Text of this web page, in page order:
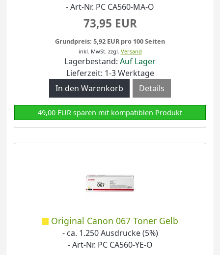
- Art-Nr. PC CA560-MA-O
73,95 EUR
Grundpreis: 5,92 EUR pro 100 Seiten
inkl. MwSt. zzgl. Versand
Lagerbestand: Auf Lager
Lieferzeit: 1-3 Werktage
Details
49,00 EUR sparen mit kompatiblen Produkt
Original Canon 067 Toner Gelb
- ca. 1.250 Ausdrucke (5%)
- Art-Nr. PC CA560-YE-O